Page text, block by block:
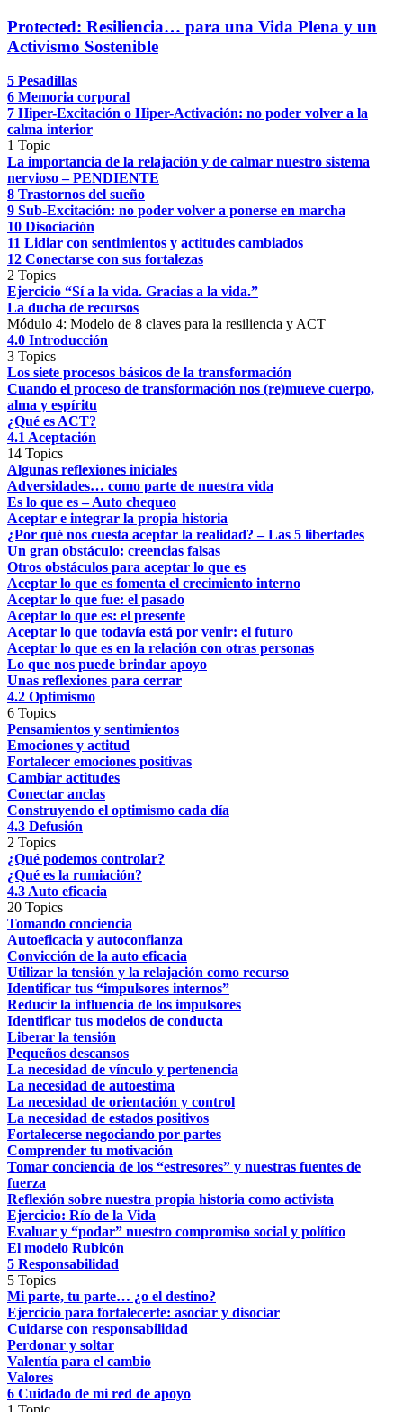
Protected: Resiliencia… para una Vida Plena y un
Activismo Sostenible
5 Pesadillas
6 Memoria corporal
7 Hiper-Excitación o Hiper-Activación: no poder volver a la
calma interior
1 Topic
La importancia de la relajación y de calmar nuestro sistema
nervioso – PENDIENTE
8 Trastornos del sueño
9 Sub-Excitación: no poder volver a ponerse en marcha
10 Disociación
11 Lidiar con sentimientos y actitudes cambiados
12 Conectarse con sus fortalezas
2 Topics
Ejercicio “Sí a la vida. Gracias a la vida.”
La ducha de recursos
Módulo 4: Modelo de 8 claves para la resiliencia y ACT
4.0 Introducción
3 Topics
Los siete procesos básicos de la transformación
Cuando el proceso de transformación nos (re)mueve cuerpo,
alma y espíritu
¿Qué es ACT?
4.1 Aceptación
14 Topics
Algunas reflexiones iniciales
Adversidades… como parte de nuestra vida
Es lo que es – Auto chequeo
Aceptar e integrar la propia historia
¿Por qué nos cuesta aceptar la realidad? – Las 5 libertades
Un gran obstáculo: creencias falsas
Otros obstáculos para aceptar lo que es
Aceptar lo que es fomenta el crecimiento interno
Aceptar lo que fue: el pasado
Aceptar lo que es: el presente
Aceptar lo que todavía está por venir: el futuro
Aceptar lo que es en la relación con otras personas
Lo que nos puede brindar apoyo
Unas reflexiones para cerrar
4.2 Optimismo
6 Topics
Pensamientos y sentimientos
Emociones y actitud
Fortalecer emociones positivas
Cambiar actitudes
Conectar anclas
Construyendo el optimismo cada día
4.3 Defusión
2 Topics
¿Qué podemos controlar?
¿Qué es la rumiación?
4.3 Auto eficacia
20 Topics
Tomando conciencia
Autoeficacia y autoconfianza
Convicción de la auto eficacia
Utilizar la tensión y la relajación como recurso
Identificar tus “impulsores internos”
Reducir la influencia de los impulsores
Identificar tus modelos de conducta
Liberar la tensión
Pequeños descansos
La necesidad de vínculo y pertenencia
La necesidad de autoestima
La necesidad de orientación y control
La necesidad de estados positivos
Fortalecerse negociando por partes
Comprender tu motivación
Tomar conciencia de los “estresores” y nuestras fuentes de
fuerza
Reflexión sobre nuestra propia historia como activista
Ejercicio: Río de la Vida
Evaluar y “podar” nuestro compromiso social y político
El modelo Rubicón
5 Responsabilidad
5 Topics
Mi parte, tu parte… ¿o el destino?
Ejercicio para fortalecerte: asociar y disociar
Cuidarse con responsabilidad
Perdonar y soltar
Valentía para el cambio
Valores
6 Cuidado de mi red de apoyo